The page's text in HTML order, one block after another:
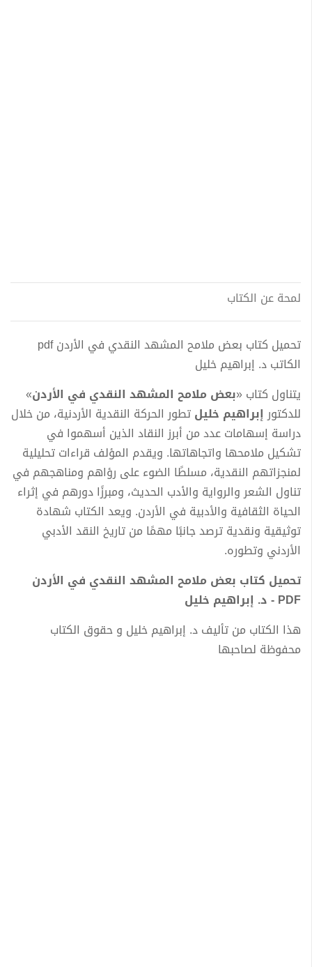
لمحة عن الكتاب
تحميل كتاب بعض ملامح المشهد النقدي في الأردن pdf
الكاتب د. إبراهيم خليل
يتناول كتاب «بعض ملامح المشهد النقدي في الأردن»
للدكتورإبراهيم خليلتطور الحركة النقدية الأردنية، من خلال
دراسة إسهامات عدد من أبرز النقاد الذين أسهموا في
تشكيل ملامحها واتجاهاتها. ويقدم المؤلف قراءات تحليلية
لمنجزاتهم النقدية، مسلطًا الضوء على رؤاهم ومناهجهم في
تناول الشعر والرواية والأدب الحديث، ومبرزًا دورهم في إثراء
الحياة الثقافية والأدبية في الأردن. ويعد الكتاب شهادة
توثيقية ونقدية ترصد جانبًا مهمًا من تاريخ النقد الأدبي
الأردني وتطوره.
تحميل كتاب بعض ملامح المشهد النقدي في الأردن
PDF - د. إبراهيم خليل
هذا الكتاب من تأليف د. إبراهيم خليل و حقوق الكتاب
محفوظة لصاحبها